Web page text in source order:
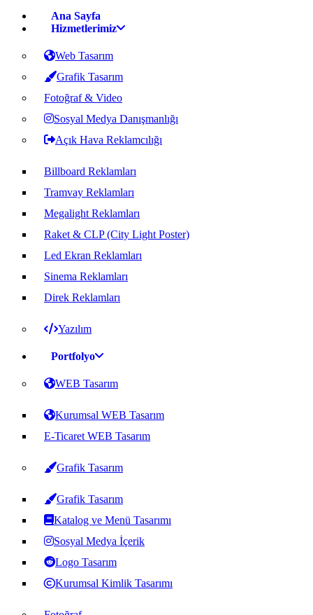
Ana Sayfa
Hizmetlerimiz
Web Tasarım
Grafik Tasarım
Fotoğraf & Video
Sosyal Medya Danışmanlığı
Açık Hava Reklamcılığı
Billboard Reklamları
Tramvay Reklamları
Megalight Reklamları
Raket & CLP (City Light Poster)
Led Ekran Reklamları
Sinema Reklamları
Direk Reklamları
Yazılım
Portfolyo
WEB Tasarım
Kurumsal WEB Tasarım
E-Ticaret WEB Tasarım
Grafik Tasarım
Grafik Tasarım
Katalog ve Menü Tasarımı
Sosyal Medya İçerik
Logo Tasarım
Kurumsal Kimlik Tasarımı